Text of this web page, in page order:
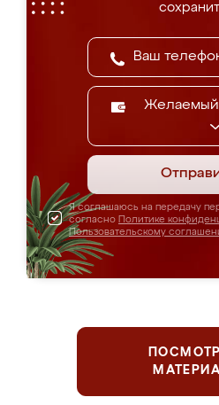
Я соглашаюсь на передачу
согласно Политике
Пользовательскому